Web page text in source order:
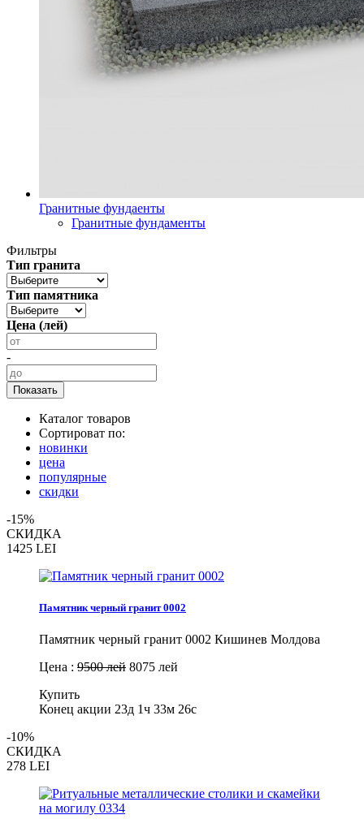
Гранитные фундаенты
Гранитные фундаменты
Фильтры
Тип гранита
Тип памятника
Цена (лей)
-
Каталог товаров
Сортироват по:
новинки
цена
популярные
скидки
-15%
СКИДКА
1425 LEI
Памятник черный гранит 0002
Памятник черный гранит 0002 Кишинев Молдова
Цена : 9500 лей 8075 лей
Купить
Конец акции 23д 1ч 33м 25с
-10%
СКИДКА
278 LEI